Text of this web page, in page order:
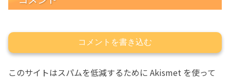
コメントを書き込む
このサイトはスパムを低減するために Akismet を使って